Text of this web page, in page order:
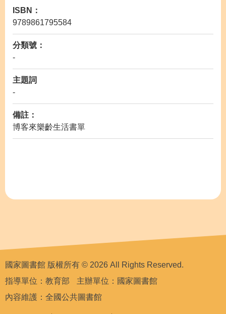
ISBN：
9789861795584
分類號：
-
主題詞
-
備註：
博客來樂齡生活書單
國家圖書館 版權所有 © 2026 All Rights Reserved.
指導單位：教育部
主辦單位：國家圖書館
內容維護：全國公共圖書館